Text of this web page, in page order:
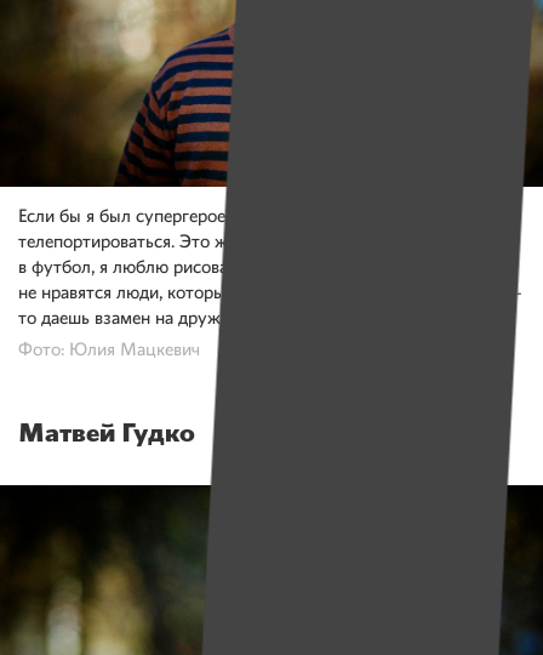
Если бы я был супергероем, то хотел бы уметь
телепортироваться. Это же так круто! Еще, кроме игры
в футбол, я люблю рисовать и делать оригами. Мне
не нравятся люди, которые дружат только тогда, когда им что-
то даешь взамен на дружбу.
Фото: Юлия Мацкевич
Матвей Гудко